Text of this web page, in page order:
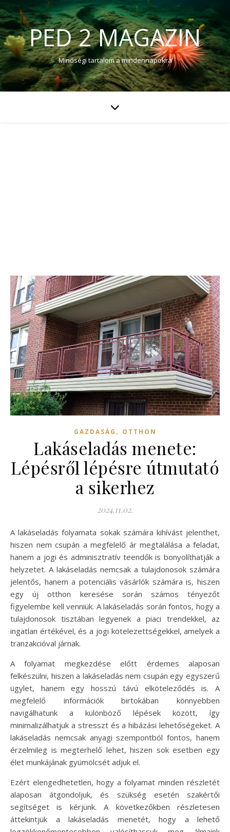
PED 2 MAGAZIN
Minőségi tartalom a mindennapokra
GAZDASÁG , OTTHON
Lakáseladás menete:
Lépésről lépésre útmutató
a sikerhez
2024.11.02.
A lakáseladás folyamata sokak számára kihívást jelenthet,
hiszen nem csupán a megfelelő ár megtalálása a feladat,
hanem a jogi és adminisztratív teendők is bonyolíthatják a
helyzetet. A lakáseladás nemcsak a tulajdonosok számára
jelentős, hanem a potenciális vásárlók számára is, hiszen
egy új otthon keresése során számos tényezőt
figyelembe kell venniük. A lakáseladás során fontos, hogy a
tulajdonosok tisztában legyenek a piaci trendekkel, az
ingatlan értékével, és a jogi kötelezettségekkel, amelyek a
tranzakcióval járnak.
A folyamat megkezdése előtt érdemes alaposan
felkészülni, hiszen a lakáseladás nem csupán egy egyszerű
ügylet, hanem egy hosszú távú elköteleződés is. A
megfelelő információk birtokában könnyebben
navigálhatunk a különböző lépések között, így
minimalizálhatjuk a stresszt és a hibázási lehetőségeket. A
lakáseladás nemcsak anyagi szempontból fontos, hanem
érzelmileg is megterhelő lehet, hiszen sok esetben egy
élet munkájának gyümölcsét adjuk el.
Ezért elengedhetetlen, hogy a folyamat minden részletét
alaposan átgondoljuk, és szükség esetén szakértői
segítséget is kérjünk. A következőkben részletesen
áttekintjük a lakáseladás menetét, hogy a lehető